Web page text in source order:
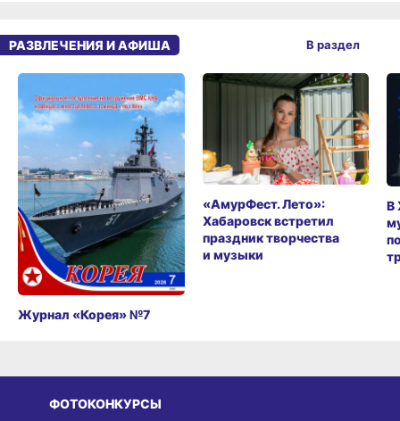
РАЗВЛЕЧЕНИЯ И АФИША
Журнал «Корея» №7
«АмурФест. Лето»:
Хабаровск встретил
праздник творчества
и музыки
В
В раздел
ФОТОКОНКУРСЫ